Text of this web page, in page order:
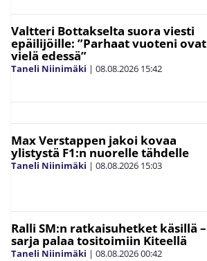
Valtteri Bottakselta suora viesti
epäilijöille: ”Parhaat vuoteni ovat
vielä edessä”
Taneli Niinimäki | 08.08.2026 15:42
Max Verstappen jakoi kovaa
ylistystä F1:n nuorelle tähdelle
Taneli Niinimäki | 08.08.2026 15:03
Ralli SM:n ratkaisuhetket käsillä –
sarja palaa tositoimiin Kiteellä
Taneli Niinimäki | 08.08.202600:42